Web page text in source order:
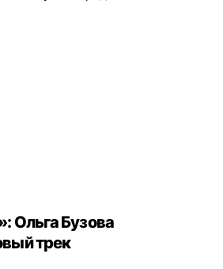
Ольга Бузова
трек